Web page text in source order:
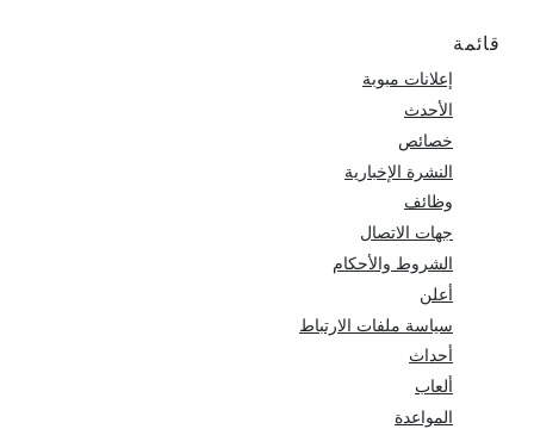
قائمة
إعلانات مبوبة
الأحدث
خصائص
النشرة الإخبارية
وظائف
جهات الاتصال
الشروط والأحكام
أعلن
سياسة ملفات الارتباط
أحداث
ألعاب
المواعدة